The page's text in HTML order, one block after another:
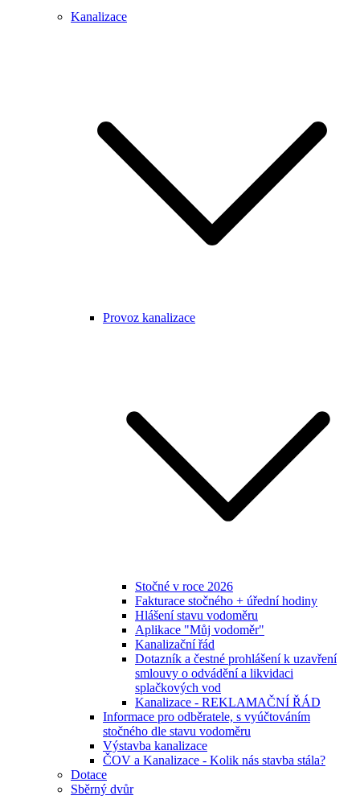
Kanalizace
Provoz kanalizace
Stočné v roce 2026
Fakturace stočného + úřední hodiny
Hlášení stavu vodoměru
Aplikace "Můj vodoměr"
Kanalizační řád
Dotazník a čestné prohlášení k uzavření
smlouvy o odvádění a likvidaci
splačkových vod
Kanalizace - REKLAMAČNÍ ŘÁD
Informace pro odběratele, s vyúčtováním
stočného dle stavu vodoměru
Výstavba kanalizace
ČOV a Kanalizace - Kolik nás stavba stála?
Dotace
Sběrný dvůr